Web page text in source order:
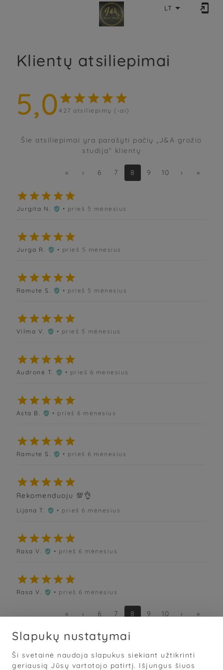
LT  
Klientų atsiliepimai
5,0     
427 atsiliepimų (-ai)
Šie atsiliepimai yra parašyti pačių „J&A grožio
studija“ klientų
« ‹ 6 7 8 9 10 › »

Jurgita N.  • prieš 5 mėnesius

Jurga R.  • prieš 5 mėnesius

Ramute S.  • prieš 5 mėnesius

Vilma V.  • prieš 5 mėnesius

Audronė T.  • prieš 6 mėnesius

Asta B.  • prieš 6 mėnesius

Ramute S.  • prieš 6 mėnesius

Rekomenduoju 💯👌
Lijana T.  • prieš 6 mėnesius

Rasa V.  • prieš 6 mėnesius

Rasa V.  • prieš 6 mėnesius
« ‹ 6 7 8 9 10 › »
Slapukų nustatymai
Ši svetainė naudoja slapukus siekiant užtikrinti
geriausią Jūsų vartotojo patirtį. Išjungus šiuos
Sąlygos · Privatumas · Slapukai